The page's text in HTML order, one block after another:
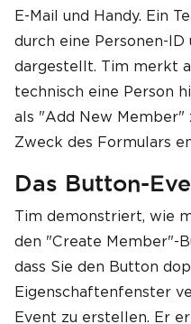
E-Mail und Handy. Ein
durch eine Personen-ID
dargestellt. Tim merkt
technisch eine Person
als "Add New Member"
Zweck des Formulars
Das Button-
Tim demonstriert, wie
den "Create Member"-
dass Sie den Button
Eigenschaftenfenster
Event zu erstellen. Er